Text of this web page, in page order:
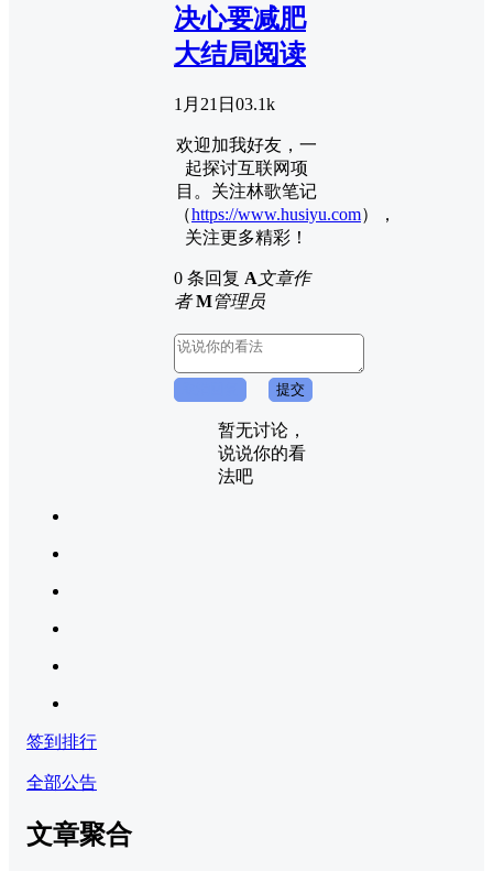
决心要减肥
大结局阅读
1月21日 03.1k
欢迎加我好友，一
起探讨互联网项
目。关注林歌笔记
（https://www.husiyu.com），
关注更多精彩！
0 条回复 A文章作
者 M管理员
提交
暂无讨论，
说说你的看
法吧
签到排行
全部公告
文章聚合